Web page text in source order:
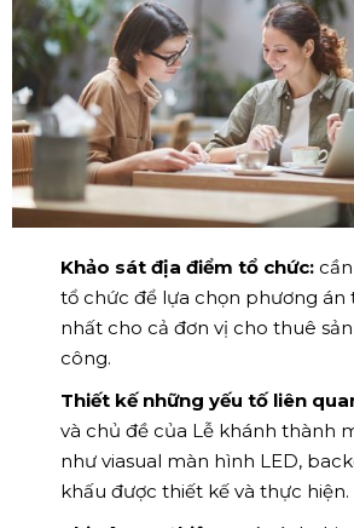
Khảo sát địa điểm tổ chức:
tổ chức để lựa chọn phương án
nhất cho cả đơn vị cho thuê
công.
Thiết kế những yếu tố liên
và chủ đề của Lễ khánh thành
như viasual màn hình LED,
khấu được thiết kế và thực hiện.